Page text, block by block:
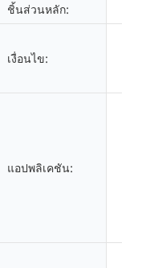
ชิ้นส่วนหลัก:
เงื่อนไข:
แอปพลิเคชัน: